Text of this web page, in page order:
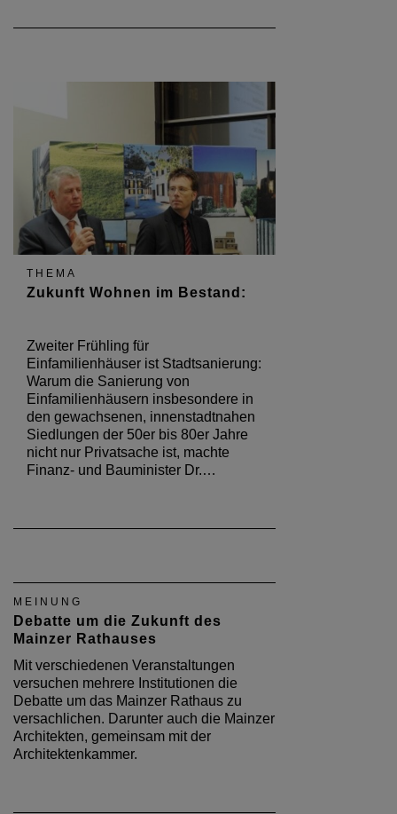
THEMA
Zukunft Wohnen im Bestand:
Zweiter Frühling für
Einfamilienhäuser ist Stadtsanierung:
Warum die Sanierung von
Einfamilienhäusern insbesondere in
den gewachsenen, innenstadtnahen
Siedlungen der 50er bis 80er Jahre
nicht nur Privatsache ist, machte
Finanz- und Bauminister Dr.…
MEINUNG
Debatte um die Zukunft des
Mainzer Rathauses
Mit verschiedenen Veranstaltungen
versuchen mehrere Institutionen die
Debatte um das Mainzer Rathaus zu
versachlichen. Darunter auch die Mainzer
Architekten, gemeinsam mit der
Architektenkammer.